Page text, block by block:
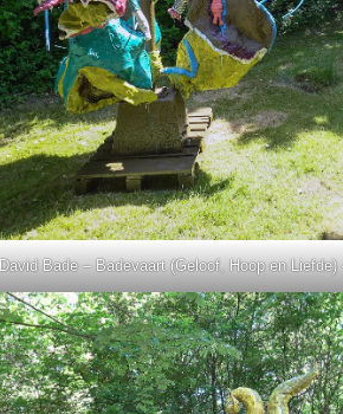
David Bade – Badevaart (Geloof, Hoop en